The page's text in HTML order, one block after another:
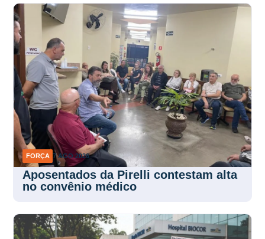
FORÇA 7 AGO 2026
Aposentados da Pirelli contestam alta
no convênio médico